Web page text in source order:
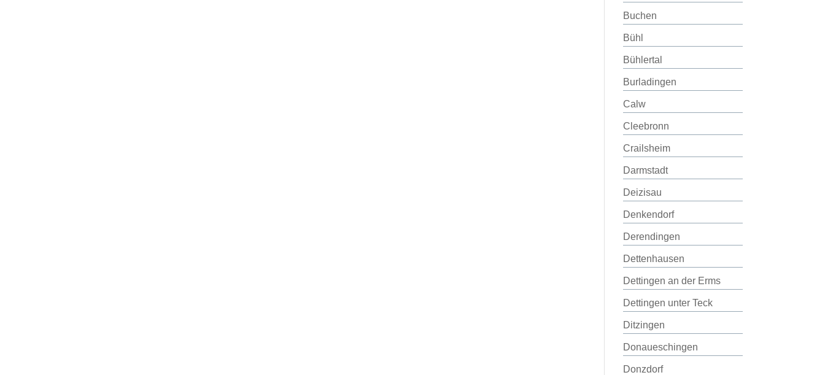
Buchen
Bühl
Bühlertal
Burladingen
Calw
Cleebronn
Crailsheim
Darmstadt
Deizisau
Denkendorf
Derendingen
Dettenhausen
Dettingen an der Erms
Dettingen unter Teck
Ditzingen
Donaueschingen
Donzdorf